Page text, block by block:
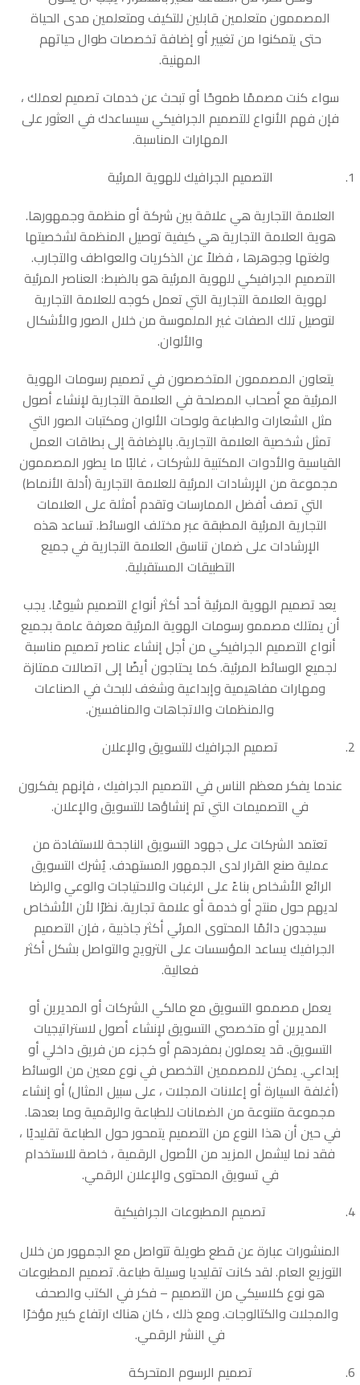
المصممون متعلمين قابلين للتكيف ومتعلمين مدى الحياة
حتى يتمكنوا من تغيير أو إضافة تخصصات طوال حياتهم
المهنية.
سواء كنت مصممًا طموحًا أو تبحث عن خدمات تصميم لعملك ،
فإن فهم الأنواع للتصميم الجرافيكي سيساعدك في العثور على
المهارات المناسبة.
التصميم الجرافيك للهوية المرئية
العلامة التجارية هي علاقة بين شركة أو منظمة وجمهورها.
هوية العلامة التجارية هي كيفية توصيل المنظمة لشخصيتها
ولغتها وجوهرها ، فضلاً عن الذكريات والعواطف والتجارب.
التصميم الجرافيكي للهوية المرئية هو بالضبط: العناصر المرئية
لهوية العلامة التجارية التي تعمل كوجه للعلامة التجارية
لتوصيل تلك الصفات غير الملموسة من خلال الصور والأشكال
والألوان.
يتعاون المصممون المتخصصون في تصميم رسومات الهوية
المرئية مع أصحاب المصلحة في العلامة التجارية لإنشاء أصول
مثل الشعارات والطباعة ولوحات الألوان ومكتبات الصور التي
تمثل شخصية العلامة التجارية. بالإضافة إلى بطاقات العمل
القياسية والأدوات المكتبية للشركات ، غالبًا ما يطور المصممون
مجموعة من الإرشادات المرئية للعلامة التجارية (أدلة الأنماط)
التي تصف أفضل الممارسات وتقدم أمثلة على العلامات
التجارية المرئية المطبقة عبر مختلف الوسائط. تساعد هذه
الإرشادات على ضمان تناسق العلامة التجارية في جميع
التطبيقات المستقبلية.
يعد تصميم الهوية المرئية أحد أكثر أنواع التصميم شيوعًا. يجب
أن يمتلك مصممو رسومات الهوية المرئية معرفة عامة بجميع
أنواع التصميم الجرافيكي من أجل إنشاء عناصر تصميم مناسبة
لجميع الوسائط المرئية. كما يحتاجون أيضًا إلى اتصالات ممتازة
ومهارات مفاهيمية وإبداعية وشغف للبحث في الصناعات
والمنظمات والاتجاهات والمنافسين.
تصميم الجرافيك للتسويق والإعلان
عندما يفكر معظم الناس في التصميم الجرافيك ، فإنهم يفكرون
في التصميمات التي تم إنشاؤها للتسويق والإعلان.
تعتمد الشركات على جهود التسويق الناجحة للاستفادة من
عملية صنع القرار لدى الجمهور المستهدف. يُشرك التسويق
الرائع الأشخاص بناءً على الرغبات والاحتياجات والوعي والرضا
لديهم حول منتج أو خدمة أو علامة تجارية. نظرًا لأن الأشخاص
سيجدون دائمًا المحتوى المرئي أكثر جاذبية ، فإن التصميم
الجرافيك يساعد المؤسسات على الترويج والتواصل بشكل أكثر
فعالية.
يعمل مصممو التسويق مع مالكي الشركات أو المديرين أو
المديرين أو متخصصي التسويق لإنشاء أصول لاستراتيجيات
التسويق. قد يعملون بمفردهم أو كجزء من فريق داخلي أو
إبداعي. يمكن للمصممين التخصص في نوع معين من الوسائط
(أغلفة السيارة أو إعلانات المجلات ، على سبيل المثال) أو إنشاء
مجموعة متنوعة من الضمانات للطباعة والرقمية وما بعدها.
في حين أن هذا النوع من التصميم يتمحور حول الطباعة تقليديًا ،
فقد نما ليشمل المزيد من الأصول الرقمية ، خاصة للاستخدام
في تسويق المحتوى والإعلان الرقمي.
تصميم المطبوعات الجرافيكية
المنشورات عبارة عن قطع طويلة تتواصل مع الجمهور من خلال
التوزيع العام. لقد كانت تقليديا وسيلة طباعة. تصميم المطبوعات
هو نوع كلاسيكي من التصميم – فكر في الكتب والصحف
والمجلات والكتالوجات. ومع ذلك ، كان هناك ارتفاع كبير مؤخرًا
في النشر الرقمي.
تصميم الرسوم المتحركة